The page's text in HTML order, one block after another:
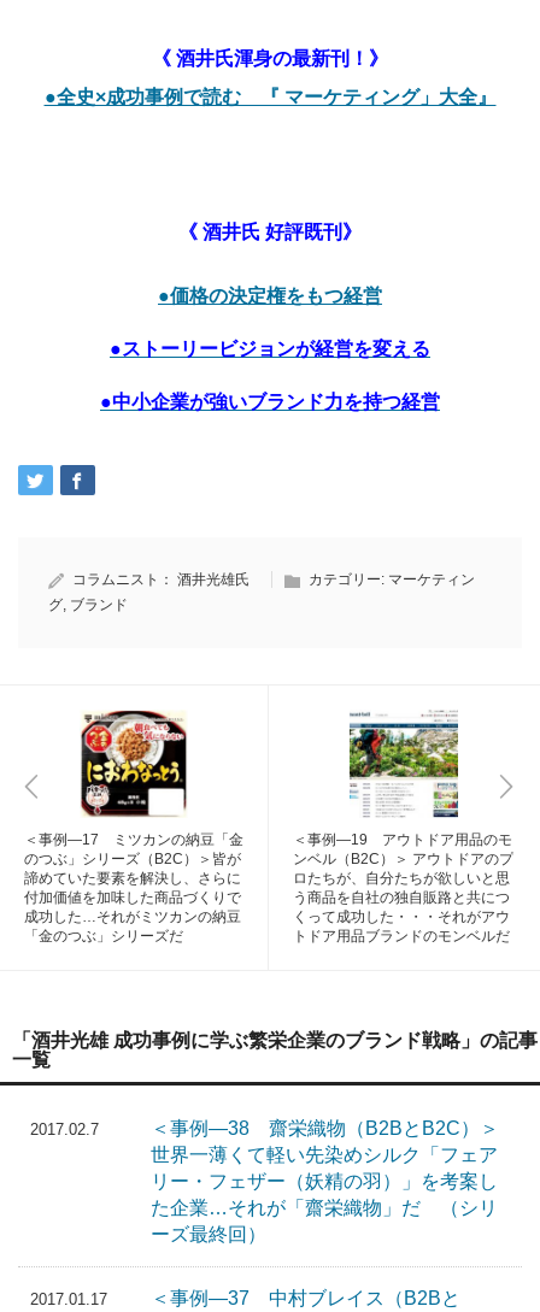
《 酒井氏渾身の最新刊！》
●全史×成功事例で読む 『 マーケティング」大全』
《 酒井氏 好評既刊》
●価格の決定権をもつ経営
●ストーリービジョンが経営を変える
●中小企業が強いブランド力を持つ経営
コラムニスト： 酒井光雄氏 カテゴリー: マーケティン
グ ブランド
＜事例―17 ミツカンの納豆「金
のつぶ」シリーズ（B2C）＞皆が
諦めていた要素を解決し、さらに
付加価値を加味した商品づくりで
成功した…それがミツカンの納豆
「金のつぶ」シリーズだ
＜事例―19 アウトドア用品のモ
ンベル（B2C）＞ アウトドアのプ
ロたちが、自分たちが欲しいと思
う商品を自社の独自販路と共につ
くって成功した・・・それがアウ
トドア用品ブランドのモンベルだ
「酒井光雄 成功事例に学ぶ繁栄企業のブランド戦略」の記事
一覧
2017.02.7
＜事例―38 齋栄織物（B2BとB2C）＞
世界一薄くて軽い先染めシルク「フェア
リー・フェザー（妖精の羽）」を考案し
た企業…それが「齋栄織物」だ （シリ
ーズ最終回）
2017.01.17
＜事例―37 中村ブレイス（B2Bと